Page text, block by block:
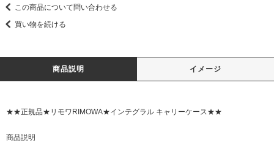
この商品について問い合わせる
買い物を続ける
商品説明 イメージ
★★正規品★リモワRIMOWA★インテグラル キャリーケース★★
商品説明